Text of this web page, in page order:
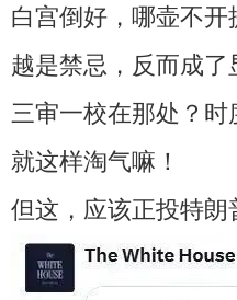
白宫倒好，哪壶不
越是禁忌，反而成了
三审一校在那处？
就这样淘气嘛！
但这，应该正投特朗